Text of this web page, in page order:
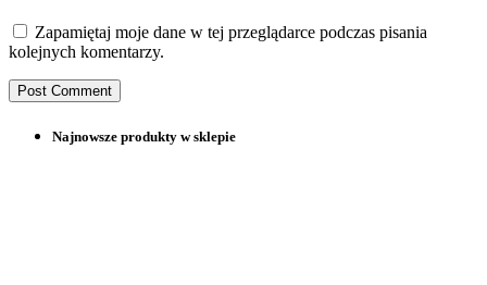
Zapamiętaj moje dane w tej przeglądarce podczas pisania
kolejnych komentarzy.
Najnowsze produkty w sklepie